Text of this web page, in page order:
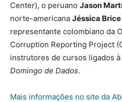
Center), o peruano Jason
norte-americana Jéssica Brice
representante colombiano da
Corruption Reporting Project
instrutores de cursos ligados
Domingo de Dados.
Mais informações no site da